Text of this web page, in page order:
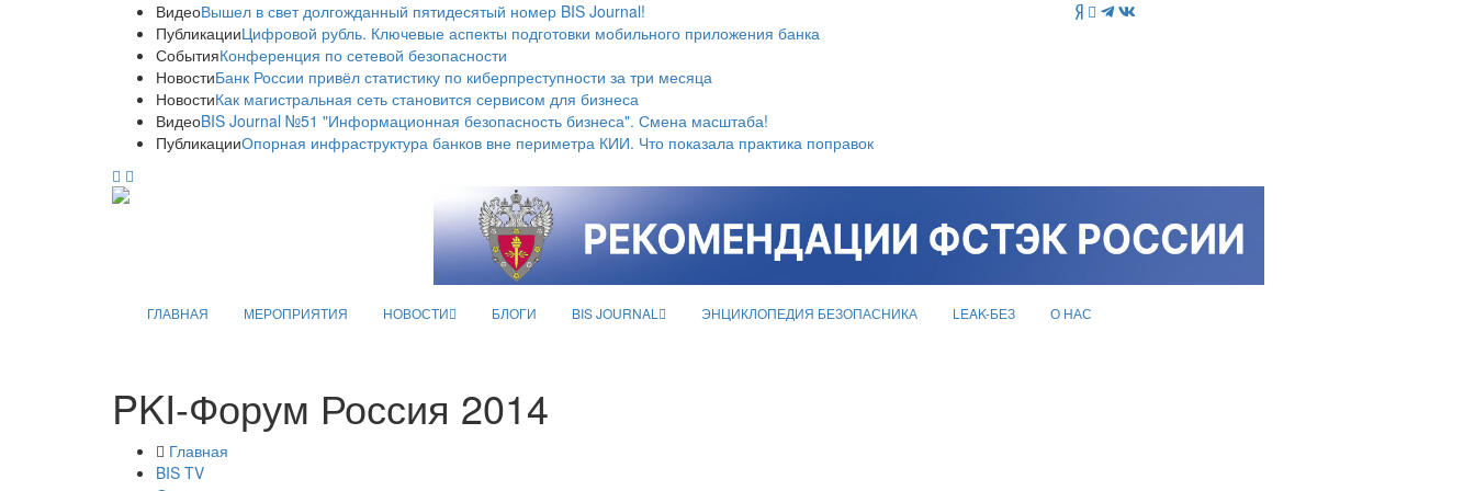
ВидеоВышел в свет долгожданный пятидесятый номер BIS Journal!
ПубликацииЦифровой рубль. Ключевые аспекты подготовки мобильного приложения банка
СобытияКонференция по сетевой безопасности
НовостиБанк России привёл статистику по киберпреступности за три месяца
НовостиКак магистральная сеть становится сервисом для бизнеса
ВидеоBIS Journal №51 "Информационная безопасность бизнеса". Смена масштаба!
ПубликацииОпорная инфраструктура банков вне периметра КИИ. Что показала практика поправок
ГЛАВНАЯ МЕРОПРИЯТИЯ НОВОСТИ БЛОГИ BIS JOURNAL ЭНЦИКЛОПЕДИЯ БЕЗОПАСНИКА LEAK-БЕЗ О НАС
PKI-Форум Россия 2014
Главная
BIS TV